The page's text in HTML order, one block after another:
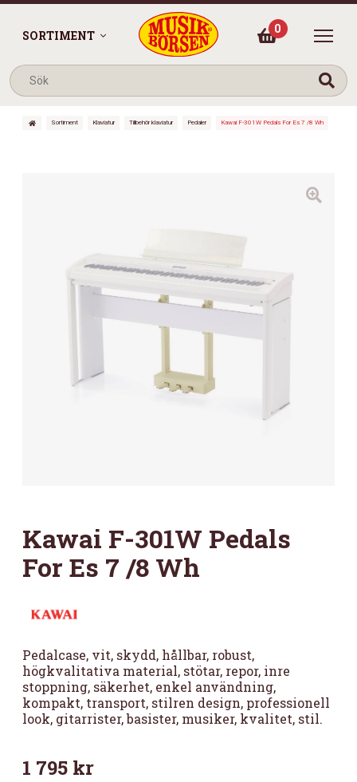
SORTIMENT 0
Sortiment Klaviatur Tillbehör klaviatur Pedaler Kawai F-301W Pedals For Es 7 /8 Wh
Kawai F-301W Pedals
For Es 7 /8 Wh
Pedalcase, vit, skydd, hållbar, robust,
högkvalitativa material, stötar, repor, inre
stoppning, säkerhet, enkel användning,
kompakt, transport, stilren design, professionell
look, gitarrister, basister, musiker, kvalitet, stil.
1 795 kr